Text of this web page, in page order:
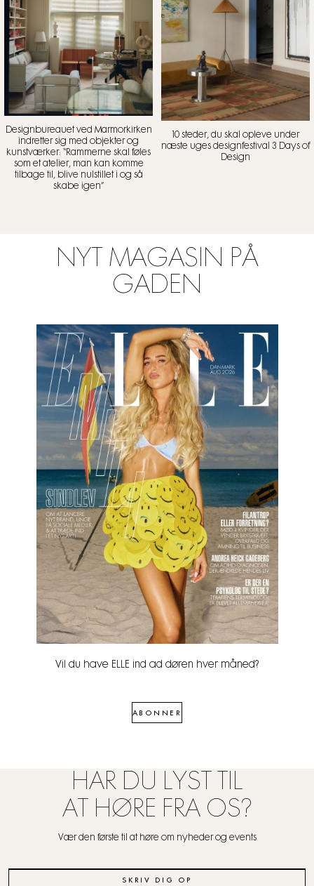
Designbureauet ved Marmorkirken
indretter sig med objekter og
kunstværker: “Rammerne skal føles
som et atelier, man kan komme
tilbage til, blive nulstillet i og så
skabe igen”
10 steder, du skal opleve under
næste uges designfestival 3 Days of
Design
NYT MAGASIN PÅ
GADEN
Vil du have ELLE ind ad døren hver måned?
ABONNER
HAR DU LYST TIL
AT HØRE FRA OS?
Vær den første til at høre om nyheder og events
SKRIV DIG OP